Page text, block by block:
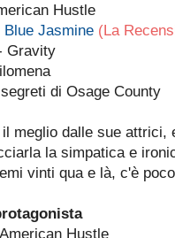
Hustle
Jasmine (La
Gravity
di Osage County
meglio dalle sue attrici,
la simpatica e
vinti qua e là, c'è
Hustle